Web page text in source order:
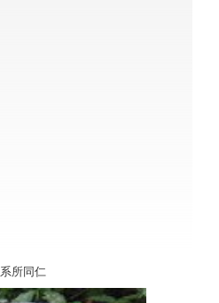
系所同仁